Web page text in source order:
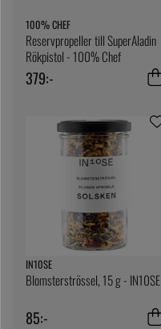
100% CHEF
Reservpropeller till SuperAladin
Rökpistol - 100% Chef
379:-
IN10SE
Blomsterströssel, 15 g - IN10SE
85:-